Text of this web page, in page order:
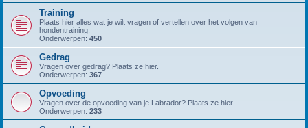
Training
Plaats hier alles wat je wilt vragen of vertellen over het volgen van
hondentraining.
Onderwerpen: 450
Gedrag
Vragen over gedrag? Plaats ze hier.
Onderwerpen: 367
Opvoeding
Vragen over de opvoeding van je Labrador? Plaats ze hier.
Onderwerpen: 233